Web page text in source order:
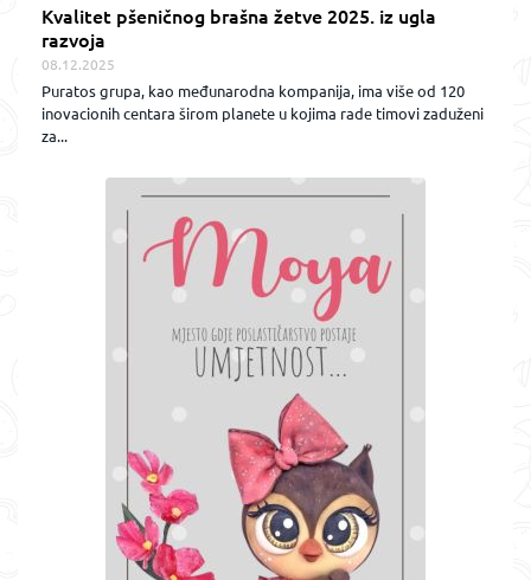
Kvalitet pšeničnog brašna žetve 2025. iz ugla
razvoja
08.12.2025
Puratos grupa, kao međunarodna kompanija, ima više od 120
inovacionih centara širom planete u kojima rade timovi zaduženi
za...